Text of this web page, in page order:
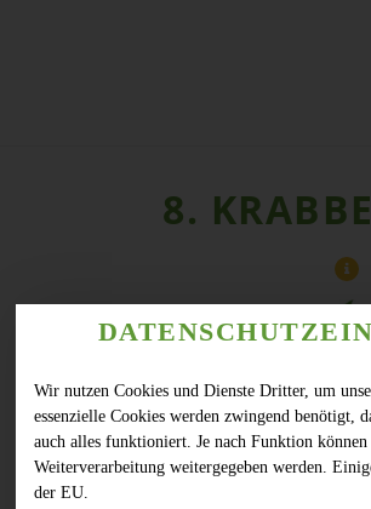
8.
Wir nutzen Cookies und Dienste Dritter, um
essenzielle Cookies werden zwingend benötigt,
auch alles funktioniert. Je nach Funktion
Weiterverarbeitung weitergegeben werden.
der EU.